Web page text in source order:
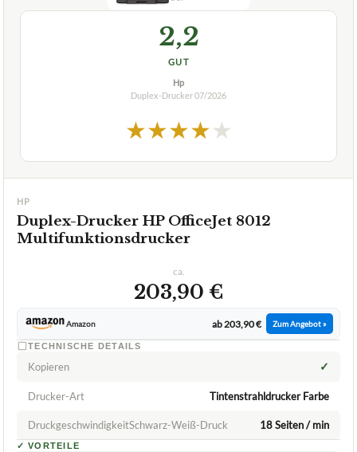
2,2
GUT
Hp
Duplex-Drucker07/2026
★★★★★
HP
Duplex-Drucker HP OfficeJet 8012
Multifunktionsdrucker
ca.
203,90 €
Amazon ab 203,90 € Zum Angebot »
TECHNISCHE DETAILS
Kopieren ✓
Drucker-Art Tintenstrahldrucker Farbe
DruckgeschwindigkeitSchwarz-Weiß-Druck 18 Seiten / min
✓ VORTEILE